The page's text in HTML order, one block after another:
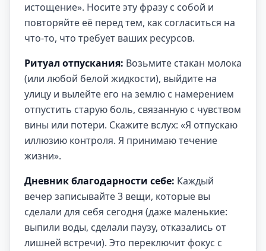
истощение». Носите эту фразу с собой и
повторяйте её перед тем, как согласиться на
что-то, что требует ваших ресурсов.
Ритуал отпускания: Возьмите стакан молока
(или любой белой жидкости), выйдите на
улицу и вылейте его на землю с намерением
отпустить старую боль, связанную с чувством
вины или потери. Скажите вслух: «Я отпускаю
иллюзию контроля. Я принимаю течение
жизни».
Дневник благодарности себе: Каждый
вечер записывайте 3 вещи, которые вы
сделали для себя сегодня (даже маленькие:
выпили воды, сделали паузу, отказались от
лишней встречи). Это переключит фокус с